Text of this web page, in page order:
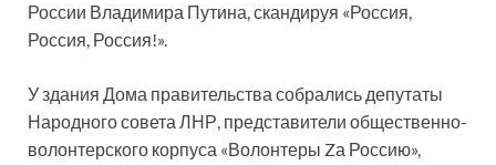
России Владимира Путина, скандируя «Россия,
Россия, Россия!».
У здания Дома правительства собрались депутаты
Народного совета ЛНР, представители общественно-
волонтерского корпуса «Волонтеры Zа Россию»,